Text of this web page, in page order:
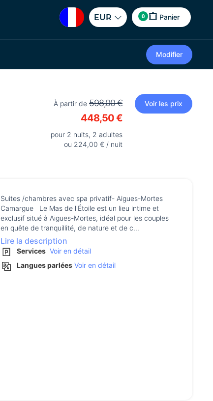
EUR 0 Panier
Modifier
À partir de 598,00 €
448,50 €
pour 2 nuits, 2 adultes
ou 224,00 € / nuit
Voir les prix
Suites /chambres avec spa privatif- Aigues-Mortes
Camargue Le Mas de l'Étoile est un lieu intime et
exclusif situé à Aigues-Mortes, idéal pour les couples
en quête de tranquillité, de nature et de c...
Lire la description
Services Voir en détail
Langues parlées Voir en détail